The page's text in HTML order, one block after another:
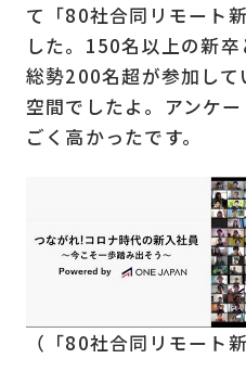
て「80社合同リモート
した。150名以上の新卒
総勢200名超が参加して
空間でしたよ。アンケ
ごく高かったです。
（「80社合同リモート